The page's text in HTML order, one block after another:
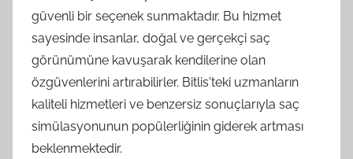
güvenli bir seçenek sunmaktadır. Bu hizmet
sayesinde insanlar, doğal ve gerçekçi saç
görünümüne kavuşarak kendilerine olan
özgüvenlerini artırabilirler. Bitlis'teki uzmanların
kaliteli hizmetleri ve benzersiz sonuçlarıyla saç
simülasyonunun popülerliğinin giderek artması
beklenmektedir.